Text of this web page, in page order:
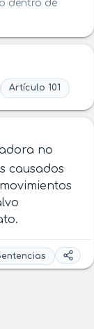
dentro de
Artículo 101
no
causados